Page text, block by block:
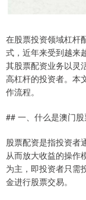
在股票投资领域杠杆
式，近年来受到越来
其股票配资业务以灵
高杠杆的投资者。本
作流程。
## 一、什么是澳门
股票配资是指投资者
从而放大收益的操作
为主，即投资者只需
金进行股票交易。